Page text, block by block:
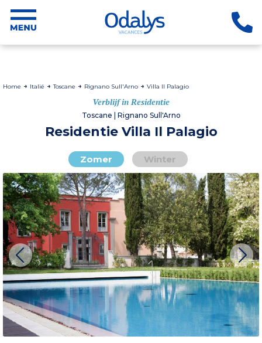
Home Italië Toscane Rignano Sull'Arno Villa Il Palagio
Verblijf in Residentie
Toscane | Rignano Sull'Arno
Residentie Villa Il Palagio
Zomer Winter